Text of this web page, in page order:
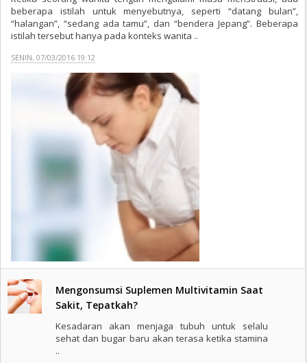
beberapa istilah untuk menyebutnya, seperti “datang bulan”,
“halangan”, “sedang ada tamu”, dan “bendera Jepang”. Beberapa
istilah tersebut hanya pada konteks wanita ..
SENIN, 07/03/2016 19:12
Mengonsumsi Suplemen Multivitamin Saat
Sakit, Tepatkah?
Kesadaran akan menjaga tubuh untuk selalu
sehat dan bugar baru akan terasa ketika stamina
..